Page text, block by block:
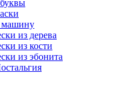
машину
из дерева
из кости
из эбонита